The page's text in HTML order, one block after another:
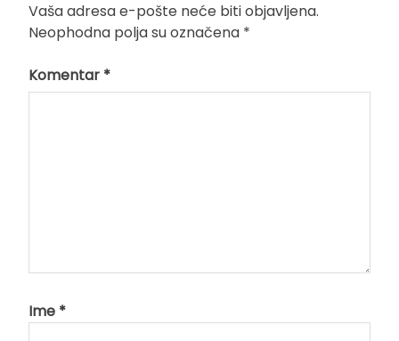
Vaša adresa e-pošte neće biti objavljena.
Neophodna polja su označena *
Komentar *
Ime *